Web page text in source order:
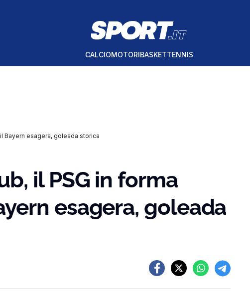
CALCIOMOTORIBASKETTENNIS
Bayern esagera, goleada storica
il PSG in forma
esagera, goleada